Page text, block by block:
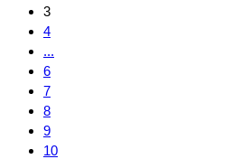
3
4
...
6
7
8
9
10